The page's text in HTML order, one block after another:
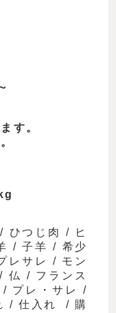
す。
/ ひつじ肉 /
ヒ
/子羊 / 希少
レサレ / モン
/ 仏 / フランス
/ プレ・サレ
/
/ 仕入れ / 購